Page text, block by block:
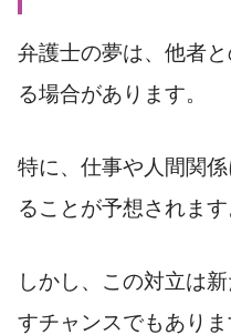
弁護士の夢は、他者
る場合があります。
特に、仕事や人間関
ることが予想されます
しかし、この対立は
すチャンスでもありま